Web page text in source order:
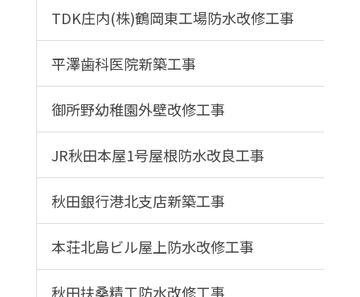
TDK庄内(株)鶴岡東工場防水改修工事
平澤歯科医院新築工事
御所野幼稚園外壁改修工事
JR秋田本屋1号屋根防水改良工事
秋田銀行港北支店新築工事
本荘北島ビル屋上防水改修工事
秋田扶桑精工防水改修工事